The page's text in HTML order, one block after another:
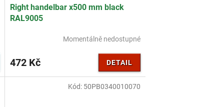
Right handelbar x500 mm black
RAL9005
Momentálně nedostupné
472 Kč DETAIL
Kód: 50PB0340010070